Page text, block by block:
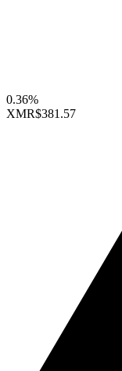
0.36%
XMR$381.57